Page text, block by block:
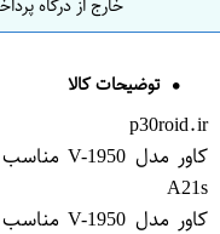
توضیحات کالا
p30roid.ir
A21s